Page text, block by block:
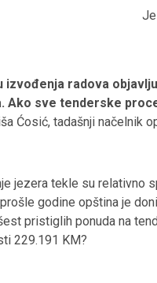
izvođenja radova
Ako sve tenderske
Ćosić, tadašnji načelnik
jezera tekle su relativno
prošle godine opština je
pristiglih ponuda na
229.191 KM?